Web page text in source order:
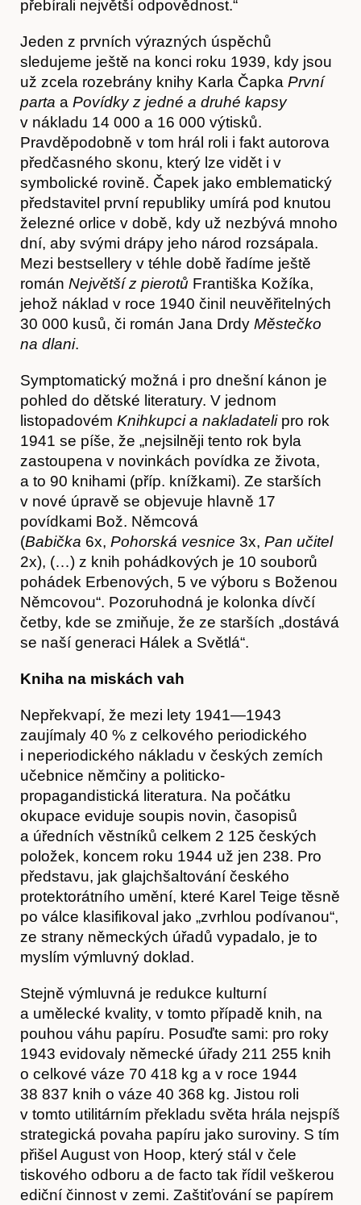
Články
Časopis
přebírali největší odpovědnost.“
Jeden z prvních výrazných úspěchů
sledujeme ještě na konci roku 1939, kdy jsou
už zcela rozebrány knihy Karla Čapka První
parta a Povídky z jedné a druhé kapsy
v nákladu 14 000 a 16 000 výtisků.
Pravděpodobně v tom hrál roli i fakt autorova
předčasného skonu, který lze vidět i v
symbolické rovině. Čapek jako emblematický
představitel první republiky umírá pod knutou
železné orlice v době, kdy už nezbývá mnoho
dní, aby svými drápy jeho národ rozsápala.
Mezi bestsellery v téhle době řadíme ještě
román Největší z pierotů Františka Kožíka,
jehož náklad v roce 1940 činil neuvěřitelných
30 000 kusů, či román Jana Drdy Městečko
na dlani.
Symptomatický možná i pro dnešní kánon je
pohled do dětské literatury. V jednom
listopadovém Knihkupci a nakladateli pro rok
1941 se píše, že „nejsilněji tento rok byla
zastoupena v novinkách povídka ze života,
a to 90 knihami (příp. knížkami). Ze starších
v nové úpravě se objevuje hlavně 17
povídkami Bož. Němcová
(Babička 6x, Pohorská vesnice 3x, Pan učitel
2x), (…) z knih pohádkových je 10 souborů
pohádek Erbenových, 5 ve výboru s Boženou
Němcovou“. Pozoruhodná je kolonka dívčí
četby, kde se zmiňuje, že ze starších „dostává
se naší generaci Hálek a Světlá“.
Kniha na miskách vah
Nepřekvapí, že mezi lety 1941—1943
zaujímaly 40 % z celkového periodického
i neperiodického nákladu v českých zemích
učebnice němčiny a politicko-
propagandistická literatura. Na počátku
okupace eviduje soupis novin, časopisů
a úředních věstníků celkem 2 125 českých
položek, koncem roku 1944 už jen 238. Pro
představu, jak glajchšaltování českého
protektorátního umění, které Karel Teige těsně
po válce klasifikoval jako „zvrhlou podívanou“,
ze strany německých úřadů vypadalo, je to
myslím výmluvný doklad.
Stejně výmluvná je redukce kulturní
a umělecké kvality, v tomto případě knih, na
pouhou váhu papíru. Posuďte sami: pro roky
1943 evidovaly německé úřady 211 255 knih
o celkové váze 70 418 kg a v roce 1944
38 837 knih o váze 40 368 kg. Jistou roli
v tomto utilitárním překladu světa hrála nejspíš
strategická povaha papíru jako suroviny. S tím
přišel August von Hoop, který stál v čele
tiskového odboru a de facto tak řídil veškerou
ediční činnost v zemi. Zaštiťování se papírem